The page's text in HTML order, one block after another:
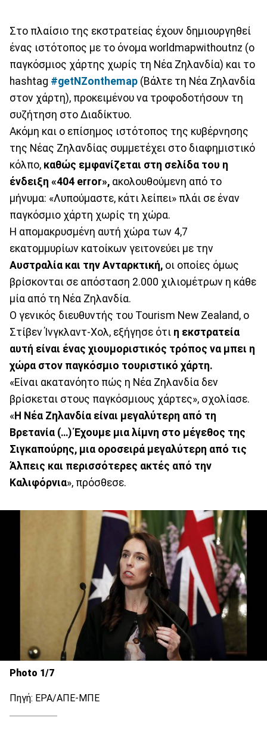
Στο πλαίσιο της εκστρατείας έχουν δημιουργηθεί
ένας ιστότοπος με το όνομα worldmapwithoutnz (ο
παγκόσμιος χάρτης χωρίς τη Νέα Ζηλανδία) και το
hashtag #getNZonthemap (Βάλτε τη Νέα Ζηλανδία
στον χάρτη), προκειμένου να τροφοδοτήσουν τη
συζήτηση στο Διαδίκτυο.
Ακόμη και ο επίσημος ιστότοπος της κυβέρνησης
της Νέας Ζηλανδίας συμμετέχει στο διαφημιστικό
κόλπο, καθώς εμφανίζεται στη σελίδα του η
ένδειξη «404 error», ακολουθούμενη από το
μήνυμα: «Λυπούμαστε, κάτι λείπει» πλάι σε έναν
παγκόσμιο χάρτη χωρίς τη χώρα.
Η απομακρυσμένη αυτή χώρα των 4,7
εκατομμυρίων κατοίκων γειτονεύει με την
Αυστραλία και την Ανταρκτική, οι οποίες όμως
βρίσκονται σε απόσταση 2.000 χιλιομέτρων η κάθε
μία από τη Νέα Ζηλανδία.
Ο γενικός διευθυντής του Tourism New Zealand, ο
Στίβεν Ίνγκλαντ-Χολ, εξήγησε ότι η εκστρατεία
αυτή είναι ένας χιουμοριστικός τρόπος να μπει η
χώρα στον παγκόσμιο τουριστικό χάρτη.
«Είναι ακατανόητο πώς η Νέα Ζηλανδία δεν
βρίσκεται στους παγκόσμιους χάρτες», σχολίασε.
«Η Νέα Ζηλανδία είναι μεγαλύτερη από τη
Βρετανία (…) Έχουμε μια λίμνη στο μέγεθος της
Σιγκαπούρης, μια οροσειρά μεγαλύτερη από τις
Άλπεις και περισσότερες ακτές από την
Καλιφόρνια», πρόσθεσε.
Photo 1/7
Πηγή: EPA/ΑΠΕ-ΜΠΕ